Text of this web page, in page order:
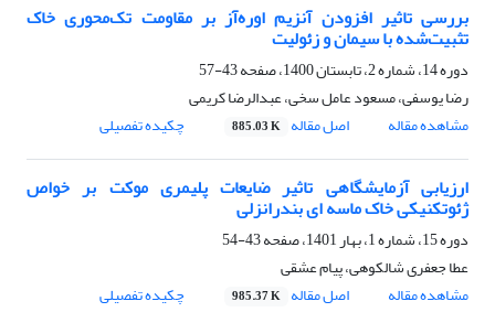
بررسی تاثیر افزودن آنزیم اوره‌آز بر مقاومت تک‌محوری خاک‌
تثبیت‌شده با سیمان و زئولیت
دوره 14، شماره 2، تابستان 1400، صفحه
43-57
رضا یوسفی، مسعود عامل سخی، عبدالرضا کریمی
مشاهده مقاله
اصل مقاله 885.03 K چکیده تفصیلی
ارزیابی آزمایشگاهی تاثیر ضایعات پلیمری موکت بر خواص
ژئوتکنیکی خاک ماسه ای بندرانزلی
دوره 15، شماره 1، بهار 1401، صفحه
43-54
عطا جعفری شالکوهی، پیام عشقی
مشاهده مقاله
اصل مقاله 985.37 K چکیده تفصیلی